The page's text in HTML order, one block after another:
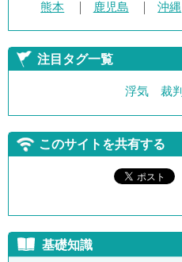
熊本 鹿児島 沖縄
注目タグ一覧
浮気 裁判
このサイトを共有する
基礎知識